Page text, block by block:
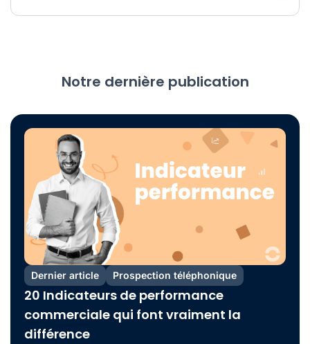
Notre dernière publication
Dernier article Prospection téléphonique
20 Indicateurs de performance
commerciale qui font vraiment la
différence